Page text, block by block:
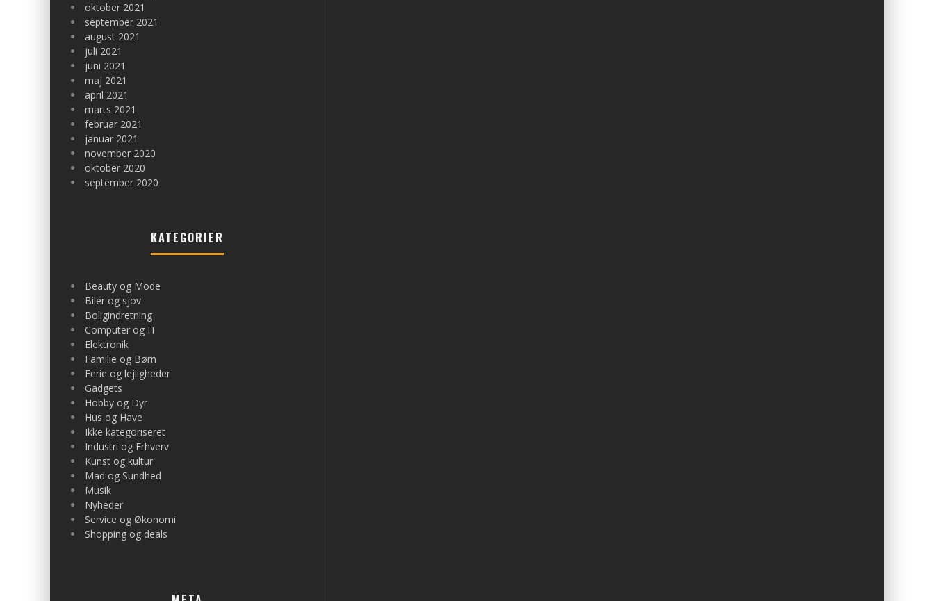
oktober 2021
september 2021
august 2021
juli 2021
juni 2021
maj 2021
april 2021
marts 2021
februar 2021
januar 2021
november 2020
oktober 2020
september 2020
KATEGORIER
Beauty og Mode
Biler og sjov
Boligindretning
Computer og IT
Elektronik
Familie og Børn
Ferie og lejligheder
Gadgets
Hobby og Dyr
Hus og Have
Ikke kategoriseret
Industri og Erhverv
Kunst og kultur
Mad og Sundhed
Musik
Nyheder
Service og Økonomi
Shopping og deals